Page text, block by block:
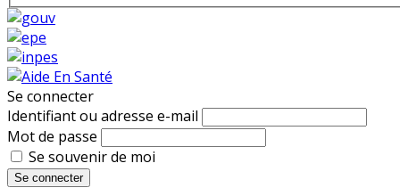
Se connecter
Identifiant ou adresse e-mail
Mot de passe
Se souvenir de moi
Se connecter